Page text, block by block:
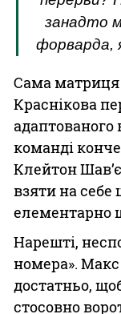
занадто
форварда,
Сама матриця
Краснікова
адаптованого
команді
Клейтон
взяти на
елементарно
Нарешті,
номера».
достатньо,
стосовно